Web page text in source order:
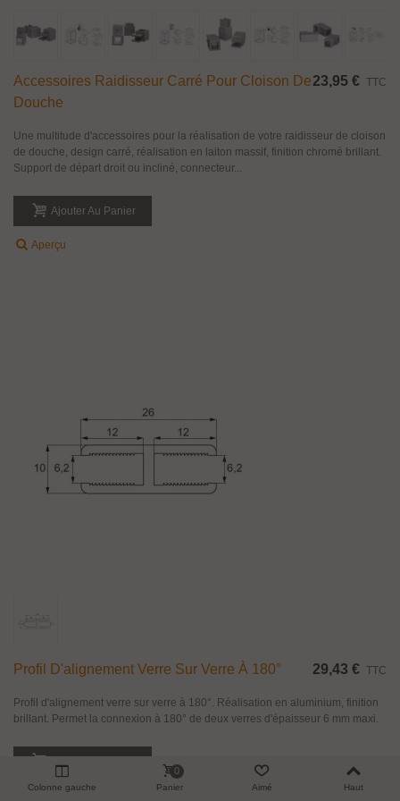
Accessoires Raidisseur Carré Pour Cloison De
Douche
23,95 € TTC
Une multitude d'accessoires pour la réalisation de votre raidisseur de cloison
de douche, design carré, réalisation en laiton massif, finition chromé brillant.
Support de départ droit ou incliné, connecteur...
Ajouter Au Panier
Aperçu
Profil D'alignement Verre Sur Verre À 180° 29,43 € TTC
Profil d'alignement verre sur verre à 180°. Réalisation en aluminium, finition
brillant. Permet la connexion à 180° de deux verres d'épaisseur 6 mm maxi.
Colonne gauche Panier
0
Aimé Haut